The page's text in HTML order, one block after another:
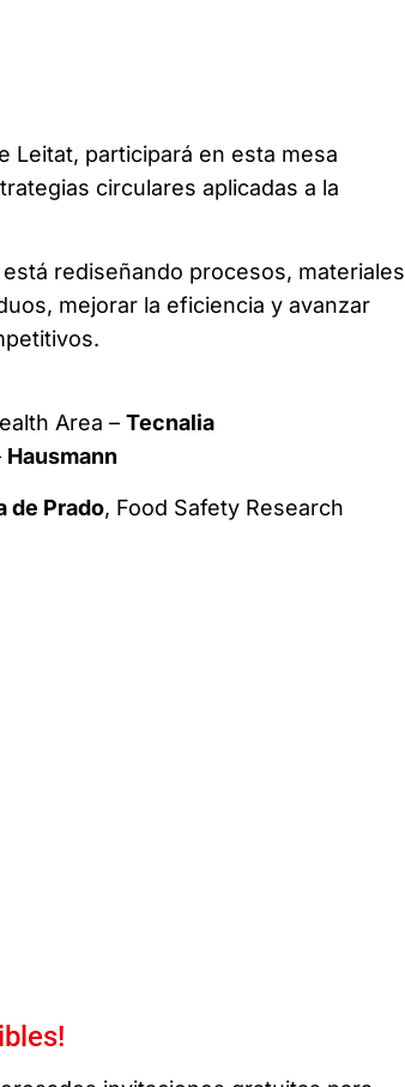
Leitat, participará en esta mesa
circulares aplicadas a la
rediseñando procesos, materiales
mejorar la eficiencia y avanzar
Area – Tecnalia
Hausmann
de Prado, Food Safety Research